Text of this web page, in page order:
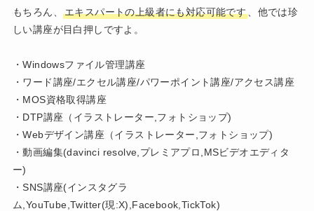
もちろん、 エキスパートの上級者にも対応可能です
、他では珍
しい講座が目白押しですよ。
・Windowsファイル管理講座
・ワード講座/エクセル講座/パワーポイント講座/アクセス講座
・MOS資格取得講座
・DTP講座（イラストレーター,フォトショップ)
・Webデザイン講座（イラストレーター,フォトショップ)
・動画編集(davinci resolve,プレミアプロ,MSビデオエディタ
ー)
・SNS講座(インスタグラ
ム,YouTube,Twitter(現:X),Facebook,TickTok)